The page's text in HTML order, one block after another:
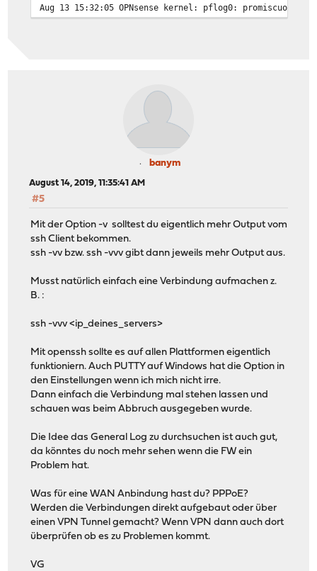
Aug 13 15:32:05 OPNsense kernel: pflog0: promiscuous
banym
August 14, 2019, 11:35:41 AM
#5
Mit der Option -v solltest du eigentlich mehr Output vom
ssh Client bekommen.
ssh -vv bzw. ssh -vvv gibt dann jeweils mehr Output aus.
Musst natürlich einfach eine Verbindung aufmachen z.
B. :
ssh -vvv <ip_deines_servers>
Mit openssh sollte es auf allen Plattformen eigentlich
funktioniern. Auch PUTTY auf Windows hat die Option in
den Einstellungen wenn ich mich nicht irre.
Dann einfach die Verbindung mal stehen lassen und
schauen was beim Abbruch ausgegeben wurde.
Die Idee das General Log zu durchsuchen ist auch gut,
da könntes du noch mehr sehen wenn die FW ein
Problem hat.
Was für eine WAN Anbindung hast du? PPPoE?
Werden die Verbindungen direkt aufgebaut oder über
einen VPN Tunnel gemacht? Wenn VPN dann auch dort
überprüfen ob es zu Problemen kommt.
VG